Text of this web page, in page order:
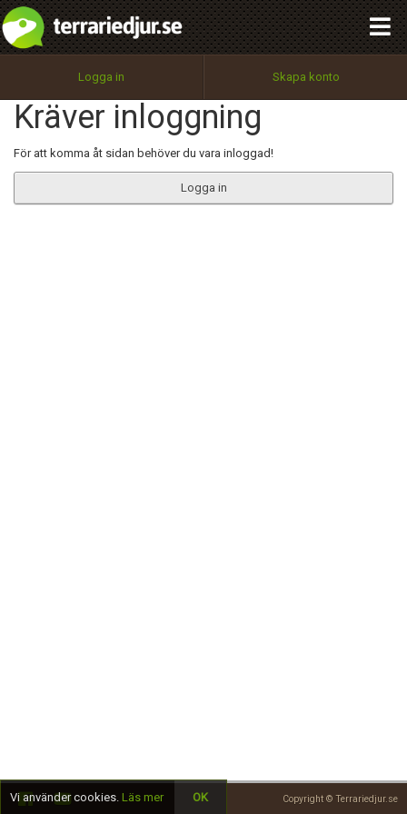
Logga in Skapa konto
Kräver inloggning
För att komma åt sidan behöver du vara inloggad!
Logga in
Copyright © Terrariedjur.se
Utför
100%
OK
integritetspolicy
Namn:
Epost:
Begär nytt lösenord
Tillbaka till förstasidan
Vi använder cookies. Läs mer OK